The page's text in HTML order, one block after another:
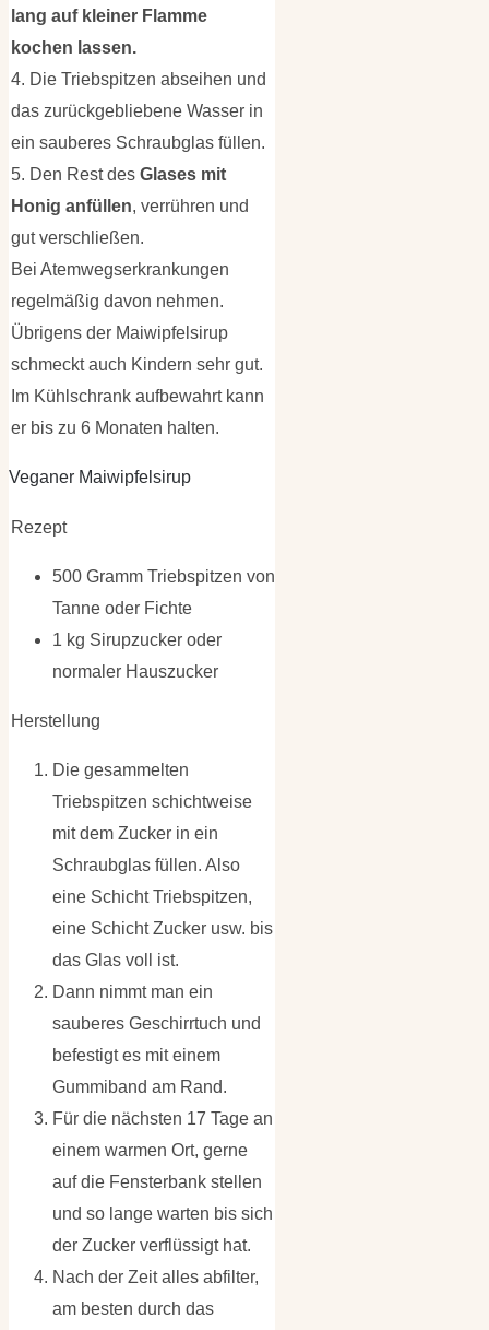
lang auf kleiner Flamme
kochen lassen.
4. Die Triebspitzen abseihen und
das zurückgebliebene Wasser in
ein sauberes Schraubglas füllen.
5. Den Rest desGlases mit
Honig anfüllen, verrühren und
gut verschließen.
Bei Atemwegserkrankungen
regelmäßig davon nehmen.
Übrigens der Maiwipfelsirup
schmeckt auch Kindern sehr gut.
Im Kühlschrank aufbewahrt kann
er bis zu 6 Monaten halten.
Veganer Maiwipfelsirup
Rezept
500 Gramm Triebspitzen von
Tanne oder Fichte
1 kg Sirupzucker oder
normaler Hauszucker
Herstellung
Die gesammelten
Triebspitzen schichtweise
mit dem Zucker in ein
Schraubglas füllen. Also
eine Schicht Triebspitzen,
eine Schicht Zucker usw. bis
das Glas voll ist.
Dann nimmt man ein
sauberes Geschirrtuch und
befestigt es mit einem
Gummiband am Rand.
Für die nächsten 17 Tage an
einem warmen Ort, gerne
auf die Fensterbank stellen
und so lange warten bis sich
der Zucker verflüssigt hat.
Nach der Zeit alles abfilter,
am besten durch das